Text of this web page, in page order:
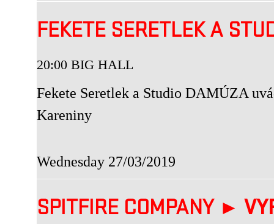
FEKETE SERETLEK A
20:00 BIG HALL
Fekete Seretlek a Studio DAMÚZA
Kareniny
Wednesday 27/03/2019
SPITFIRE COMPANY ►